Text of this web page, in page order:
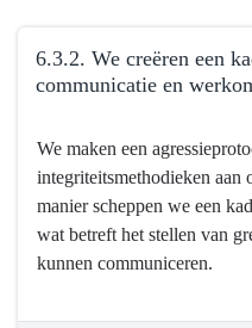
6.3.2. We creëren een
communicatie en
naar
navigatie
6.3.
Mortsel
We maken een
integriteitsmethodieken aan
manier scheppen we een
wat betreft het stellen van
kunnen communiceren.